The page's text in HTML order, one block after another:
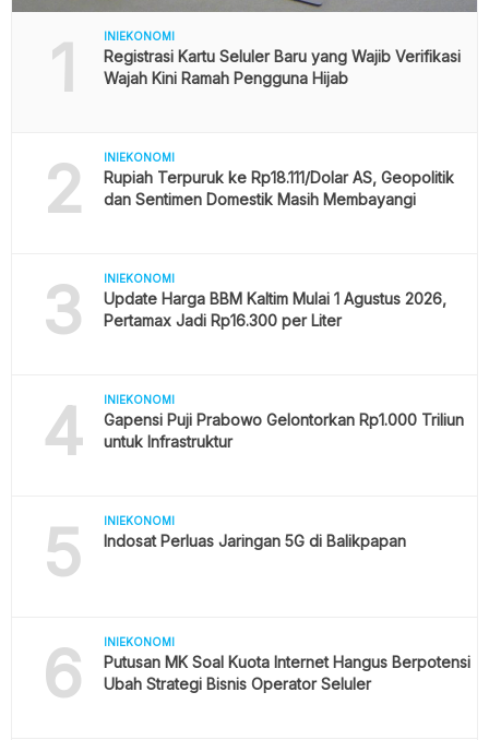
1 INIEKONOMI
Registrasi Kartu Seluler Baru yang Wajib Verifikasi
Wajah Kini Ramah Pengguna Hijab
2 INIEKONOMI
Rupiah Terpuruk ke Rp18.111/Dolar AS, Geopolitik
dan Sentimen Domestik Masih Membayangi
3 INIEKONOMI
Update Harga BBM Kaltim Mulai 1 Agustus 2026,
Pertamax Jadi Rp16.300 per Liter
4 INIEKONOMI
Gapensi Puji Prabowo Gelontorkan Rp1.000 Triliun
untuk Infrastruktur
5 INIEKONOMI
Indosat Perluas Jaringan 5G di Balikpapan
6 INIEKONOMI
Putusan MK Soal Kuota Internet Hangus Berpotensi
Ubah Strategi Bisnis Operator Seluler